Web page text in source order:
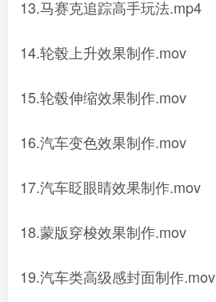
13.马赛克追踪高手玩法.mp4
14.轮毂上升效果制作.mov
15.轮毂伸缩效果制作.mov
16.汽车变色效果制作.mov
17.汽车眨眼睛效果制作.mov
18.蒙版穿梭效果制作.mov
19.汽车类高级感封面制作.mov